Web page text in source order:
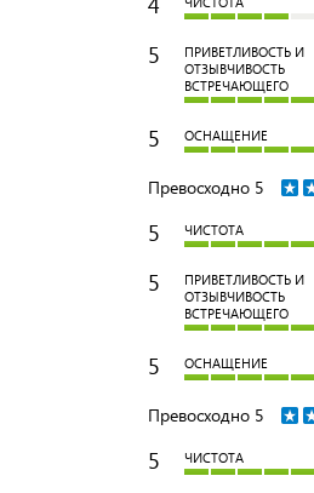
5
ПРИВЕТЛИВОСТЬ И
ОТЗЫВЧИВОСТЬ
ВСТРЕЧАЮЩЕГО
5 ОСНАЩЕНИЕ
Превосходно 5
5 ЧИСТОТА
5
ПРИВЕТЛИВОСТЬ И
ОТЗЫВЧИВОСТЬ
ВСТРЕЧАЮЩЕГО
5 ОСНАЩЕНИЕ
Превосходно 5
5 ЧИСТОТА